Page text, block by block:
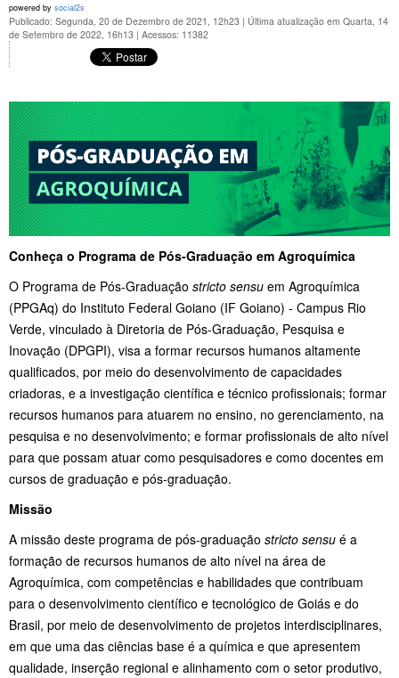
powered by social2s
Publicado: Segunda, 20 de Dezembro de 2021, 12h23 | Última atualização em Quarta, 14
de Setembro de 2022, 16h13 | Acessos: 11382
Conheça o Programa de Pós-Graduação em Agroquímica
O Programa de Pós-Graduação stricto sensu em Agroquímica
(PPGAq) do Instituto Federal Goiano (IF Goiano) - Campus Rio
Verde, vinculado à Diretoria de Pós-Graduação, Pesquisa e
Inovação (DPGPI), visa a formar recursos humanos altamente
qualificados, por meio do desenvolvimento de capacidades
criadoras, e a investigação científica e técnico profissionais; formar
recursos humanos para atuarem no ensino, no gerenciamento, na
pesquisa e no desenvolvimento; e formar profissionais de alto nível
para que possam atuar como pesquisadores e como docentes em
cursos de graduação e pós-graduação.
Missão
A missão deste programa de pós-graduação stricto sensu é a
formação de recursos humanos de alto nível na área de
Agroquímica, com competências e habilidades que contribuam
para o desenvolvimento científico e tecnológico de Goiás e do
Brasil, por meio de desenvolvimento de projetos interdisciplinares,
em que uma das ciências base é a química e que apresentem
qualidade, inserção regional e alinhamento com o setor produtivo,